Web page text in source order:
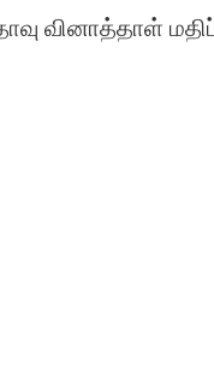
வினாத்தாள்